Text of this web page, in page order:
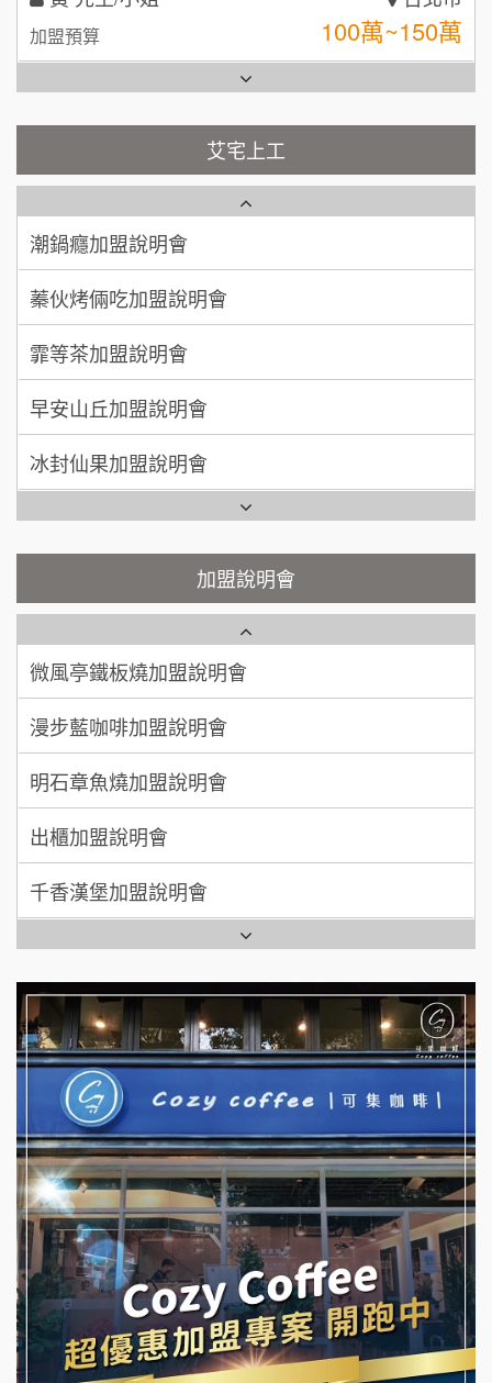
林 先生/小姐 屏東縣
加盟預算 100萬 ~ 200萬
吳 先生/小姐 屏東縣
100萬~200萬
周 先生/小姐 台北
加盟預算 100萬 ~150萬
徐 先生/小姐
加盟預算 50萬~75萬
何 先生/小姐 台南
加盟預算
呂 先生/小姐
顏 先生/小姐 台北市
加盟預算 100萬 ~ 200萬
廖 先生/小姐
加盟預算 200萬~300萬
艾宅上工
台灣G湯加盟說明會
彭富貴加盟說明會
NU PASTA義大利麵加盟說明會
蓁伙烤倆吃加盟說明會
霏等茶加盟說明會
早安山丘加盟說明會
冰封仙果加盟說明會
Ramble Café 漫步藍咖啡加盟說明會
微風亭鐵板燒加盟說明會
【曉妍美妝】誠徵行政櫃檯
自助洗衣店誠徵代洗收送人員(台中市)
MUSHEN徵SPA美容芳療師
日十。早午食加盟說明會
拾鑶火鍋加盟說明會
全家加盟說明會
彭富貴加盟說明會
NU PASTA義大利麵加盟說明會
潮鍋癮加盟說明會
蓁伙烤倆吃加盟說明會
霏等茶加盟說明會
早安山丘加盟說明會
冰封仙果加盟說明會
加盟說明會
藍象廷泰式火鍋加盟說明會
日十。早午食加盟說明會
上宇林加盟說明會
莫尼早餐Morni加盟說明會
手作功夫茶加盟說明會
SHARE TEA歇腳亭加盟說明會
潮味決-湯滷專門店加盟說明會
鬍子茶加盟說明會
微風亭鐵板燒加盟說明會
漫步藍咖啡加盟說明會
明石章魚燒加盟說明會
出櫃加盟說明會
千香漢堡加盟說明會
七盞茶加盟說明會
拉亞漢堡加盟說明會
杜芳子古味茶鋪加盟說明會
優握握×酸奶大獅加盟說明會
冬城門加盟說明會
拾鑶火鍋加盟說明會
阿性情趣無人販售所加盟明會
龍涎居好湯加盟說明會
舒油頭加盟說明會